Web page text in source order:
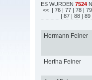
ES WURDEN 7524
<< | 76 | 77 | 78 | 79
| 87 | 88 | 89
Hermann Feiner
Hertha Feiner